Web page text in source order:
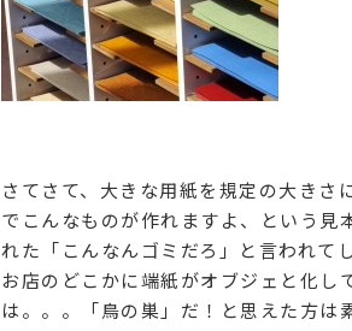
さてさて、大きな用紙を規定の大きさ
でこんなものが作れますよ、という見
れた「こんなんゴミだろ」と言われて
お店のどこかに端紙がオブジェと化し
は。。。「鳥の巣」だ！と思えた方は